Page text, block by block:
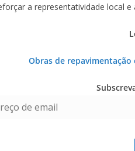
a representatividade local e
Obras de